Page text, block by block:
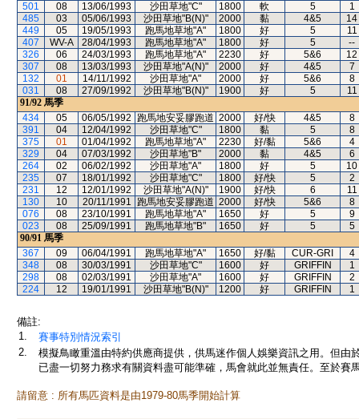
501
08 13/06/1993 沙田草地"C" 1800 軟 5
1
485
03 05/06/1993 沙田草地"B(N)" 2000 黏 4&5
14
449
05 19/05/1993 跑馬地草地"A" 1800 好 5
11
407
WV-A 28/04/1993 跑馬地草地"A" 1800 好 5
--
326
06 24/03/1993 跑馬地草地"A" 2230 好 5&6
12
307
08 13/03/1993 沙田草地"A(N)" 2000 好 4&5
7
132
01 14/11/1992 沙田草地"A" 2000 好 5&6
8
031
08 27/09/1992 沙田草地"B(N)" 1900 好 5
11
91/92 馬季
434
05 06/05/1992 跑馬地安妥膠跑道 2000 好/快 4&5
8
391
04 12/04/1992 沙田草地"C" 1800 黏 5
8
375
01 01/04/1992 跑馬地草地"A" 2230 好/黏 5&6
4
329
04 07/03/1992 沙田草地"B" 2000 黏 4&5
6
264
02 06/02/1992 沙田草地"A" 1800 好 5
10
235
07 18/01/1992 沙田草地"C" 1800 好/快 5
2
231
12 12/01/1992 沙田草地"A(N)" 1900 好/快 6
11
130
10 20/11/1991 跑馬地安妥膠跑道 2000 好/快 5&6
8
076
08 23/10/1991 跑馬地草地"A" 1650 好 5
9
023
08 25/09/1991 跑馬地草地"B" 1650 好 5
5
90/91 馬季
367
09 06/04/1991 跑馬地草地"A" 1650 好/黏 CUR-GRI
4
348
08 30/03/1991 沙田草地"C" 1600 好 GRIFFIN
1
298
08 02/03/1991 沙田草地"A" 1600 好 GRIFFIN
2
224
12 19/01/1991 沙田草地"B(N)" 1200 好 GRIFFIN 1
備註:
1.
賽事特別情況索引
2.
模擬鳥瞰重溫由特約供應商提供，供馬迷作個人娛樂資訊之用。但
已盡一切努力務求有關資料盡可能準確，馬會就此並無責任。至於賽
請留意 : 所有馬匹資料是由1979-80馬季開始計算